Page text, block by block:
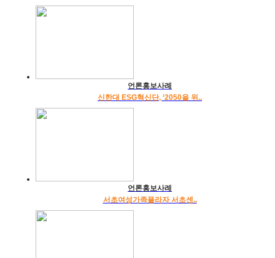
언론홍보사례
신한대 ESG혁신단, ‘2050을 위..
언론홍보사례
서초여성가족플라자 서초센..